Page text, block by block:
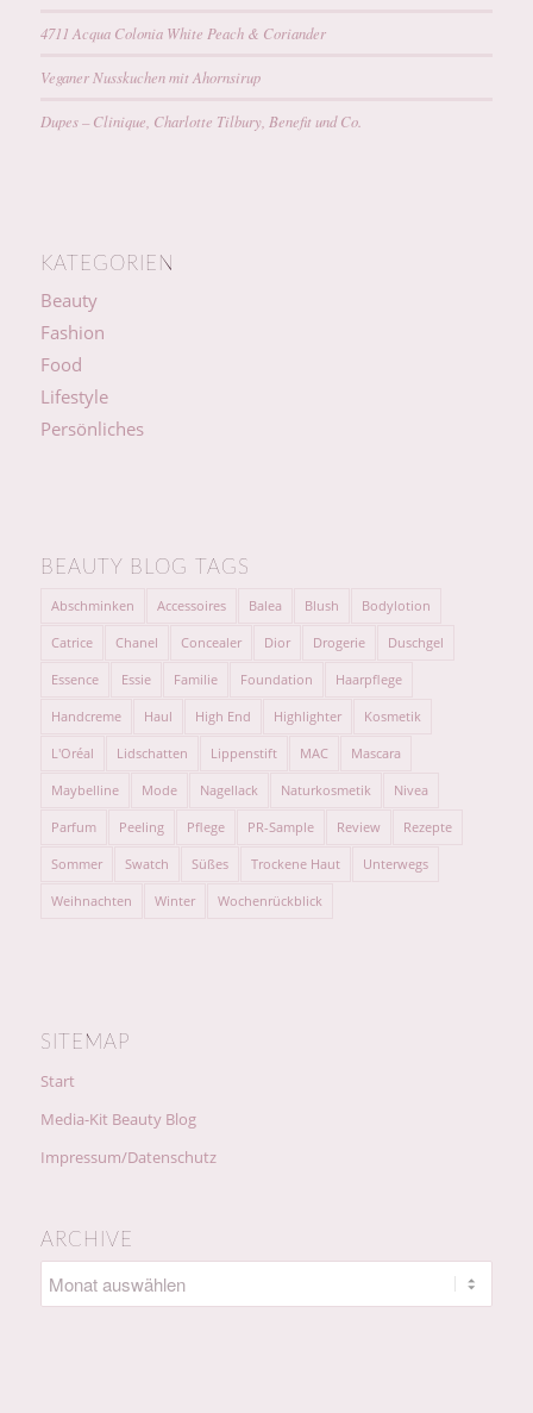
4711 Acqua Colonia White Peach & Coriander
Veganer Nusskuchen mit Ahornsirup
Dupes – Clinique, Charlotte Tilbury, Benefit und Co.
KATEGORIEN
Beauty
Fashion
Food
Lifestyle
Persönliches
BEAUTY BLOG TAGS
Abschminken Accessoires Balea Blush Bodylotion
Catrice Chanel Concealer Dior Drogerie Duschgel
Essence Essie Familie Foundation Haarpflege
Handcreme Haul High End Highlighter Kosmetik
L'Oréal Lidschatten Lippenstift MAC Mascara
Maybelline Mode Nagellack Naturkosmetik Nivea
Parfum Peeling Pflege PR-Sample Review Rezepte
Sommer Swatch Süßes Trockene Haut Unterwegs
Weihnachten Winter Wochenrückblick
SITEMAP
Start
Media-Kit Beauty Blog
Impressum/Datenschutz
ARCHIVE